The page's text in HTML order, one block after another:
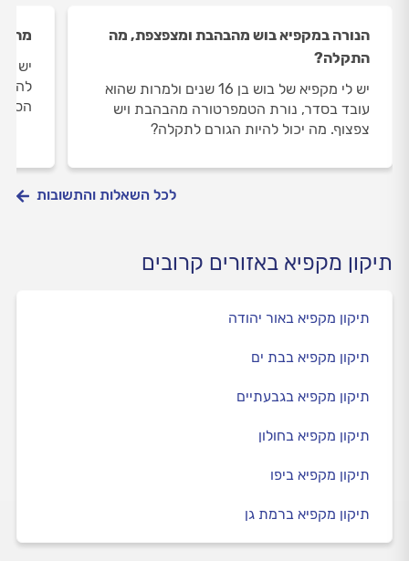
הנורה במקפיא בוש מהבהבת ומצפצפת, מה
התקלה?
יש לי מקפיא של בוש בן 16 שנים ולמרות שהוא
עובד בסדר, נורת הטמפרטורה מהבהבת ויש
צפצוף. מה יכול להיות הגורם לתקלה?
מה
יש
לכל השאלות והתשובות
תיקון מקפיא באזורים קרובים
תיקון מקפיא באור יהודה
תיקון מקפיא בבת ים
תיקון מקפיא בגבעתיים
תיקון מקפיא בחולון
תיקון מקפיא ביפו
תיקון מקפיא ברמת גן